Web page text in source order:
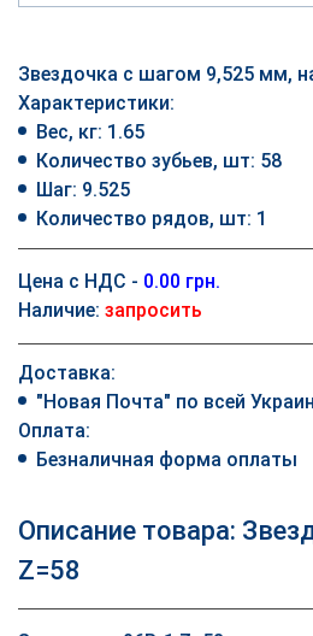
Звездочка с шагом 9,525 мм,
Характеристики:
Вес, кг: 1.65
Количество зубьев, шт: 58
Шаг: 9.525
Количество рядов, шт: 1
Цена с НДС - 0.00 грн.
Наличие: запросить
Доставка:
"Новая Почта" по всей
Оплата:
Безналичная форма оплаты
Описание товара:
Z=58